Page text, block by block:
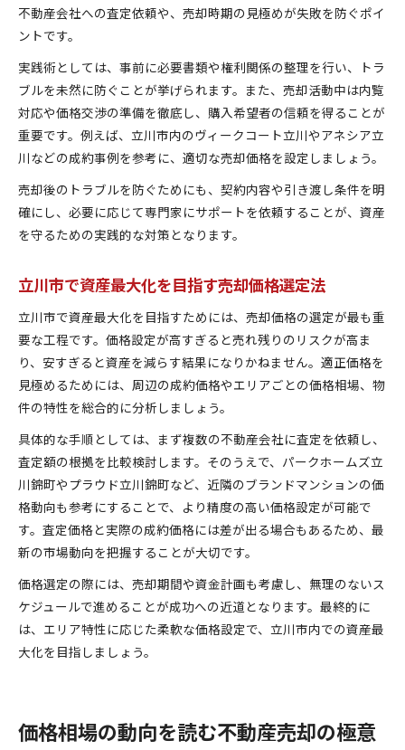
不動産会社への査定依頼や、売却時期の見極めが失敗を防ぐポイ
ントです。
実践術としては、事前に必要書類や権利関係の整理を行い、トラ
ブルを未然に防ぐことが挙げられます。また、売却活動中は内覧
対応や価格交渉の準備を徹底し、購入希望者の信頼を得ることが
重要です。例えば、立川市内のヴィークコート立川やアネシア立
川などの成約事例を参考に、適切な売却価格を設定しましょう。
売却後のトラブルを防ぐためにも、契約内容や引き渡し条件を明
確にし、必要に応じて専門家にサポートを依頼することが、資産
を守るための実践的な対策となります。
立川市で資産最大化を目指す売却価格選定法
立川市で資産最大化を目指すためには、売却価格の選定が最も重
要な工程です。価格設定が高すぎると売れ残りのリスクが高ま
り、安すぎると資産を減らす結果になりかねません。適正価格を
見極めるためには、周辺の成約価格やエリアごとの価格相場、物
件の特性を総合的に分析しましょう。
具体的な手順としては、まず複数の不動産会社に査定を依頼し、
査定額の根拠を比較検討します。そのうえで、パークホームズ立
川錦町やプラウド立川錦町など、近隣のブランドマンションの価
格動向も参考にすることで、より精度の高い価格設定が可能で
す。査定価格と実際の成約価格には差が出る場合もあるため、最
新の市場動向を把握することが大切です。
価格選定の際には、売却期間や資金計画も考慮し、無理のないス
ケジュールで進めることが成功への近道となります。最終的に
は、エリア特性に応じた柔軟な価格設定で、立川市内での資産最
大化を目指しましょう。
価格相場の動向を読む不動産売却の極意